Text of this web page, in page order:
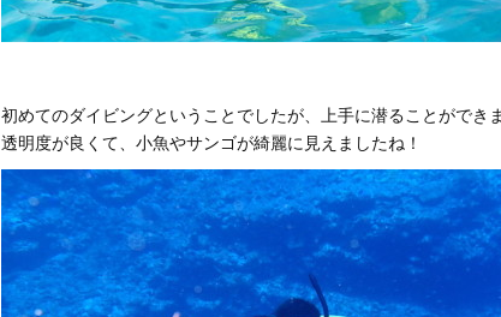
初めてのダイビングということでしたが、上手に潜ることができ
透明度が良くて、小魚やサンゴが綺麗に見えましたね！